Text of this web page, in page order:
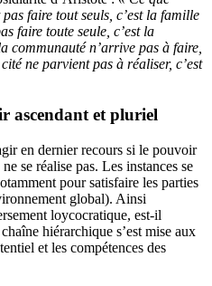
faire tout seuls, c’est la famille
faire toute seule, c’est la
communauté n’arrive pas à faire,
ne parvient pas à réaliser, c’est
ascendant et pluriel
en dernier recours si le pouvoir
se réalise pas. Les instances se
pour satisfaire les parties
global). Ainsi
loycocratique, est-il
hiérarchique s’est mise aux
et les compétences des